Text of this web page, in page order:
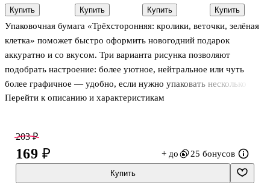
Упаковочная бумага «Трёхсторонняя: кролики, веточки, зелёная
клетка» поможет быстро оформить новогодний подарок
аккуратно и со вкусом. Три варианта рисунка позволяют
подобрать настроение: более уютное, нейтральное или чуть
более графичное — удобно, если нужно упаковать несколько
презентов в едином стиле. Бумага Арт-Дизайн подойдёт для
подарков мужчинам и близким.
Перейти к описанию и характеристикам
«Металлик»,
бант, лента
Купить
Кот
(силикон)
(8х7)
(блистер)
Купить
Котик серый
в голубой
футболке
(3см)
металл) (12-
202509-YSK-
06)
Купить
билета
"Tinsel",
серебро
Купить
203 ₽
169 ₽ + до 25 бонусов
Купить